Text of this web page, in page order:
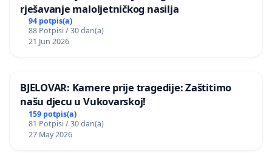
rješavanje maloljetničkog nasilja
94 potpis(a)
88 Potpisi / 30 dan(a)
21 Jun 2026
BJELOVAR: Kamere prije tragedije: Zaštitimo
našu djecu u Vukovarskoj!
159 potpis(a)
81 Potpisi / 30 dan(a)
27 May 2026